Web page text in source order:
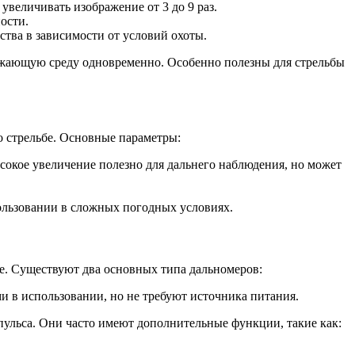
изображение от 3 до 9 раз.
в зависимости от условий охоты.
среду одновременно. Особенно полезны для стрельбы
Основные параметры:
увеличение полезно для дальнего наблюдения, но может
в сложных погодных условиях.
Существуют два основных типа дальномеров:
использовании, но не требуют источника питания.
Они часто имеют дополнительные функции, такие как: